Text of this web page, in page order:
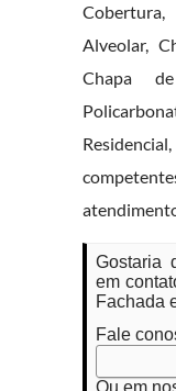
Alveolar,
Chapa
Gostaria
em
Fachada
Fale